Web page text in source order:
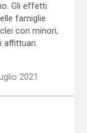
Gli effetti
famiglie
con minori,
affittuari.
2021